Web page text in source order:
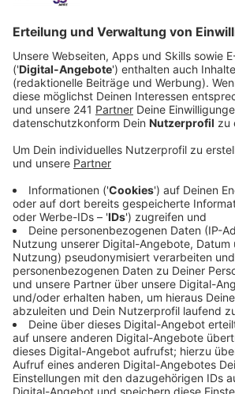
unsere Stadt gegeben.
Veröffentlicht:Donnerstag, 26.02.2026
Anzeige
Bisherige Arbeitsschritte
Anzeige
Seit 2024 habe sich die
Thema auseinandergesetzt. Wegen
Personals und spät erhaltener Daten
Ganze aber verzögert, so die Stadt.
Auswertung ergeben, dass es zwar
Pflegeplätze in unserer Stadt
Personalmangel einer Umsetzung
Anzeige